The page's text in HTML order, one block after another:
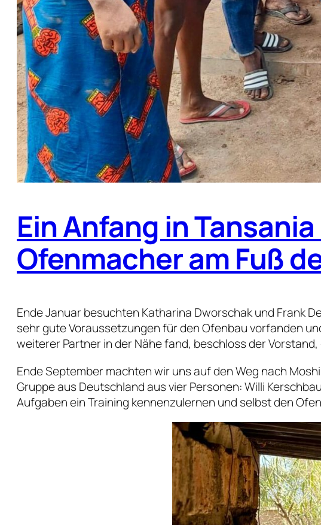
Ein Anfang in
Ofenmacher am Fuß
Ende Januar besuchten Katharina Dworschak und Frank
sehr gute Voraussetzungen für den Ofenbau vorfanden
weiterer Partner in der Nähe fand, beschloss der
Ende September machten wir uns auf den Weg nach
Gruppe aus Deutschland aus vier Personen: Willi
Aufgaben ein Training kennenzulernen und selbst den